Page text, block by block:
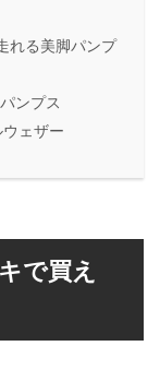
れる美脚パンプ
ンプス
ェザー
で買え